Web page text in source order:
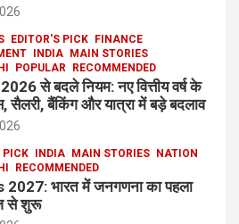
EDITOR'S PICK
FINANCE
INDIA
MAIN STORIES
POPULAR RECOMMENDED
से बदले नियम: नए वित्तीय वर्ष के
सैलरी, बैंकिंग और यात्रा में बड़े बदलाव
PICK INDIA MAIN STORIES
NATION
RECOMMENDED
भारत में जनगणना का पहला
से शुरू